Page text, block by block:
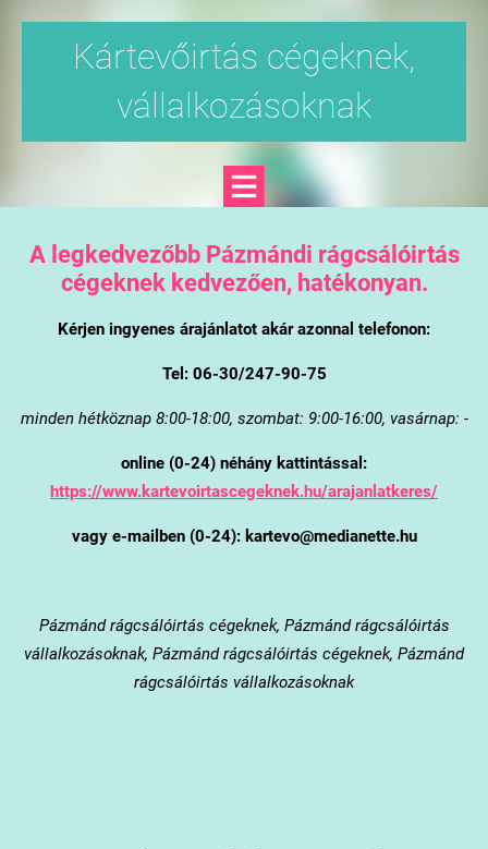
Kártevőirtás cégeknek,
vállalkozásoknak
A legkedvezőbb Pázmándi rágcsálóirtás
cégeknek kedvezően, hatékonyan.
Kérjen ingyenes árajánlatot akár azonnal telefonon:
Tel: 06-30/247-90-75
minden hétköznap 8:00-18:00, szombat: 9:00-16:00, vasárnap: -
online (0-24) néhány kattintással:
https://www.kartevoirtascegeknek.hu/arajanlatkeres/
vagy e-mailben (0-24): kartevo@medianette.hu
Pázmándrágcsálóirtás cégeknek, Pázmánd rágcsálóirtás
vállalkozásoknak, Pázmánd rágcsálóirtás cégeknek, Pázmánd
rágcsálóirtás vállalkozásoknak